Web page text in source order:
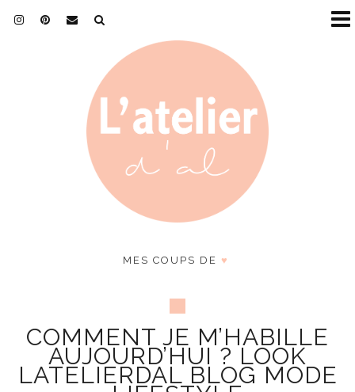
MES COUPS DE ♥
COMMENT JE M’HABILLE
AUJOURD’HUI ? LOOK
LATELIERDAL BLOG MODE